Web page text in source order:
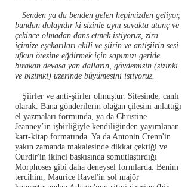
Senden ya da benden gelen hepimizden geliyor,
bundan dolayıdır ki sizinle aynı savakta utanç ve
çekince olmadan dans etmek istiyoruz, zira
içimize eşekarıları ekili ve şiirin ve antişiirin sesi
ufkun ötesine eğdirmek için sapımızı geride
bırakan devasa yan dalların, gövdemizin (sizinki
ve bizimki) üzerinde büyümesini istiyoruz.
Şiirler ve anti-şiirler olmuştur. Sitesinde, canlı
olarak. Bana gönderilerin olağan çilesini anlattığı
el yazmaları formunda, ya da Christine
Jeanney’in işbirliğiyle kendiliğinden yayımlanan
kart-kitap formatında. Ya da Antonin Crenn'in
yakın zamanda makalesinde dikkat çektiği ve
Ourdir'in ikinci baskısında somutlaştırdığı
Morphoses gibi daha deneysel formlarda. Benim
tercihim, Maurice Ravel'in sol majör